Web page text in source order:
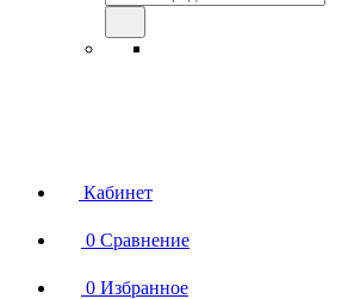
Кабинет
0 Сравнение
0 Избранное